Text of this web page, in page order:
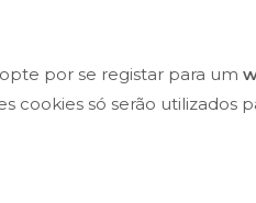
por se registar para um
cookies só serão